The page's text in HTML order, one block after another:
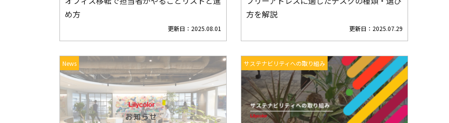
め方
更新日： 2025.08.01
方を解説
更新日： 2025.07.29
News サステナビリティへの取り組み